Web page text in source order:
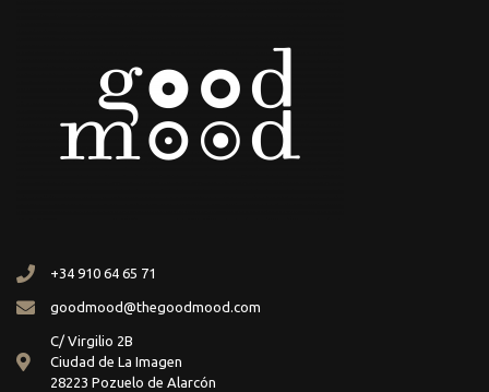
+34 910 64 65 71
goodmood@thegoodmood.com
C/ Virgilio 2B
Ciudad de La Imagen
28223 Pozuelo de Alarcón